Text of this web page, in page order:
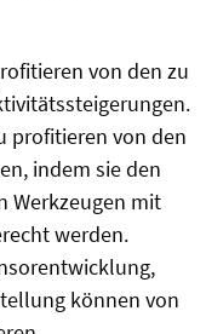
von den zu
profitieren von den
indem sie den
Werkzeugen mit
werden.
können von